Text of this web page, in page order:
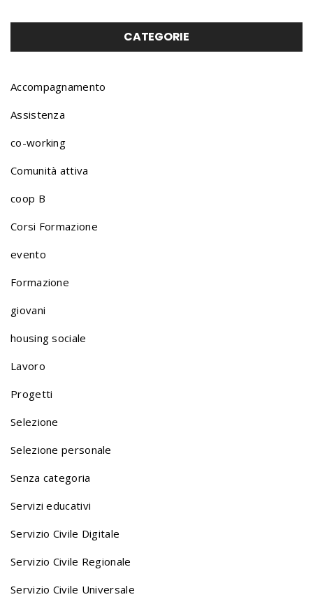
CATEGORIE
Accompagnamento
Assistenza
co-working
Comunità attiva
coop B
Corsi Formazione
evento
Formazione
giovani
housing sociale
Lavoro
Progetti
Selezione
Selezione personale
Senza categoria
Servizi educativi
Servizio Civile Digitale
Servizio Civile Regionale
Servizio Civile Universale